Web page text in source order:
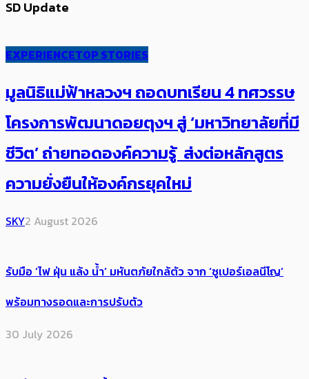
SD Update
EXPERIENCETOP STORIES
มูลนิธิแม่ฟ้าหลวงฯ ถอดบทเรียน 4 ทศวรรษ
โครงการพัฒนาดอยตุงฯ สู่ ‘มหาวิทยาลัยที่มี
ชีวิต’ ถ่ายทอดองค์ความรู้ ส่งต่อหลักสูตร
ความยั่งยืนให้องค์กรยุคใหม่
SKY2 August 2026
รับมือ ‘ไฟ ฝุ่น แล้ง น้ำ’ มหันตภัยใกล้ตัว จาก ‘ซูเปอร์เอลนีโญ’
พร้อมทางรอดและการปรับตัว
30 July 2026